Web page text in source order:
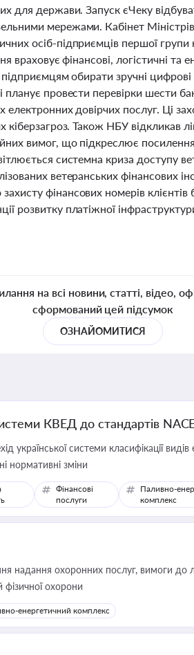
для держави. Запуск єЧеку
мережами. Кабінет Міністрів
осіб-підприємців першої
враховує фінансові, логістичні та
обирати зручні
провести перевірки шести
електронних довірчих послуг. Ці
кіберзагроз. Також НБУ відкликав
вимог, що підкреслює
системна криза доступу
ветеранських фінансових
фінансових номерів клієнтів
розвитку платіжної
на всі новини, статті, відео,
сформований цей підсумок
ОЗНАЙОМИТИСЯ
КВЕД до стандартів
української системи класифікації
нормативні зміни
Фінансові
послуги
Паливно-
комплекс
надання охоронних послуг, вимоги до
фізичної охорони
енергетичний комплекс